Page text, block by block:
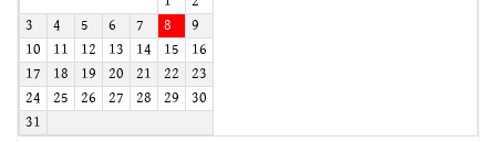
3
4 5 6 7 8
9
10
11 12 13 14 15
16
17
18 19 20 21 22 23
24 25 26 27 28 29 30
31